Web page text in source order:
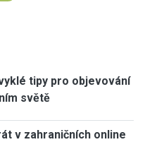
tipy pro objevování
světě
v zahraničních online